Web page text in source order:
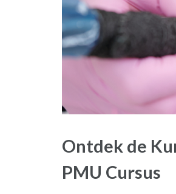
Ontdek de
PMU Cursus